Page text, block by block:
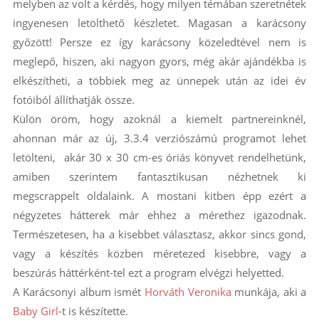
melyben az volt a kérdés, hogy milyen témában szeretnétek
ingyenesen letölthető készletet. Magasan a karácsony
győzött! Persze ez így karácsony közeledtével nem is
meglepő, hiszen, aki nagyon gyors, még akár ajándékba is
elkészítheti, a többiek meg az ünnepek után az idei év
fotóiból állíthatják össze.
Külön öröm, hogy azoknál a kiemelt partnereinknél,
ahonnan már az új, 3.3.4 verziószámú programot lehet
letölteni, akár 30 x 30 cm-es óriás könyvet rendelhetünk,
amiben szerintem fantasztikusan nézhetnek ki
megscrappelt oldalaink. A mostani kitben épp ezért a
négyzetes hátterek már ehhez a mérethez igazodnak.
Természetesen, ha a kisebbet választasz, akkor sincs gond,
vagy a készítés közben méretezed kisebbre, vagy a
beszúrás háttérként-tel ezt a program elvégzi helyetted.
A Karácsonyi album ismét Horváth Veronika munkája, aki a
Baby Girl-t is készítette.